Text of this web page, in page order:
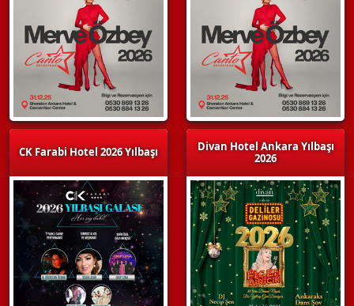
CK Farabi Hotel 2026 Yılbaşı
Divan Hotel Ankara Yılbaşı
2026